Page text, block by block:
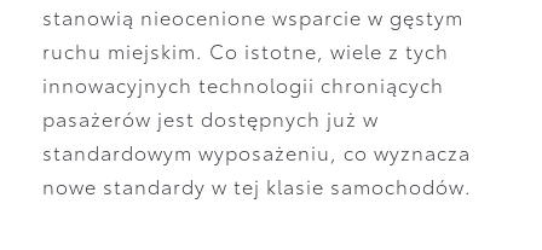
stanowią nieocenione wsparcie w gęstym
ruchu miejskim. Co istotne, wiele z tych
innowacyjnych technologii chroniących
pasażerów jest dostępnych już w
standardowym wyposażeniu, co wyznacza
nowe standardy w tej klasie samochodów.